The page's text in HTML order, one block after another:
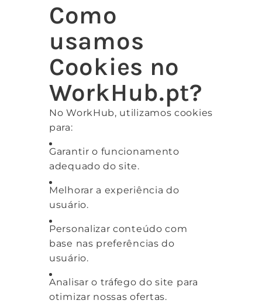
Como
usamos
Cookies no
WorkHub.pt?
No WorkHub, utilizamos cookies
para:
Garantir o funcionamento
adequado do site.
Melhorar a experiência do
usuário.
Personalizar conteúdo com
base nas preferências do
usuário.
Analisar o tráfego do site para
otimizar nossas ofertas.